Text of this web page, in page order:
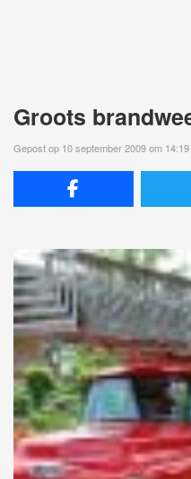
Groots
Gepost op 10 september 2009 om 14:19